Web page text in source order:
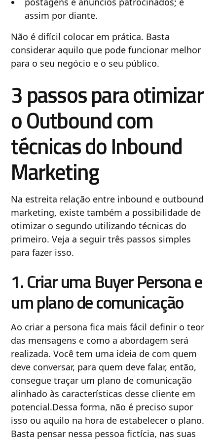
assim por diante.
Não é difícil colocar em prática. Basta
considerar aquilo que pode funcionar melhor
para o seu negócio e o seu público.
3 passos para otimizar
o Outbound com
técnicas do Inbound
Marketing
Na estreita relação entre inbound e outbound
marketing, existe também a possibilidade de
otimizar o segundo utilizando técnicas do
primeiro. Veja a seguir três passos simples
para fazer isso.
1. Criar uma Buyer Persona e
um plano de comunicação
Ao criar a persona fica mais fácil definir o teor
das mensagens e como a abordagem será
realizada. Você tem uma ideia de com quem
deve conversar, para quem deve falar, então,
consegue traçar um plano de comunicação
alinhado às características desse cliente em
potencial.Dessa forma, não é preciso supor
isso ou aquilo na hora de estabelecer o plano.
Basta pensar nessa pessoa fictícia, nas suas